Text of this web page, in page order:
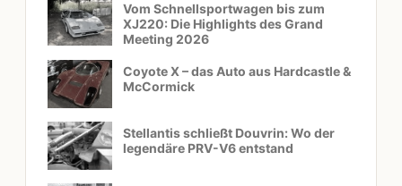
Vom Schnellsportwagen bis zum
XJ220: Die Highlights des Grand
Meeting 2026
Coyote X – das Auto aus Hardcastle &
McCormick
Stellantis schließt Douvrin: Wo der
legendäre PRV-V6 entstand